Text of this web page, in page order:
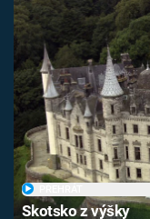
Skotsko z výšky